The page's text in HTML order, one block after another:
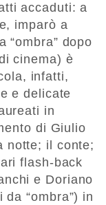
accaduti: a
imparò a
“ombra” dopo
cinema) è
infatti,
e delicate
in
di Giulio
notte; il conte;
flash-back
e Doriano
“ombra”) in